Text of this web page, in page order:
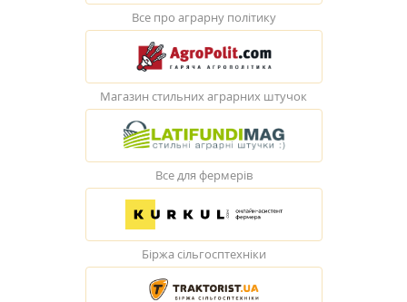
Все про аграрну політику
Магазин стильних аграрних штучок
Все для фермерів
Біржа сільгосптехніки